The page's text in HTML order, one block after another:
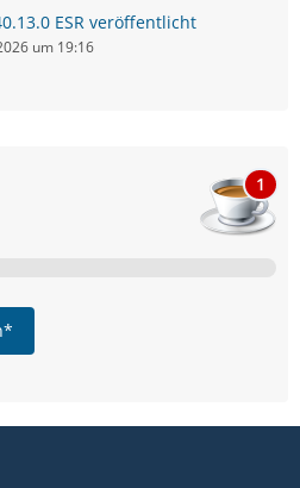
ESR veröffentlicht
um 19:16
1